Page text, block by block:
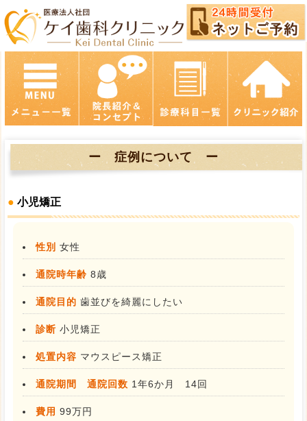
ー 症例について ー
●小児矯正
性別 女性
通院時年齢 8歳
通院目的 歯並びを綺麗にしたい
診断 小児矯正
処置内容 マウスピース矯正
通院期間 通院回数 1年6か月 14回
費用 99万円